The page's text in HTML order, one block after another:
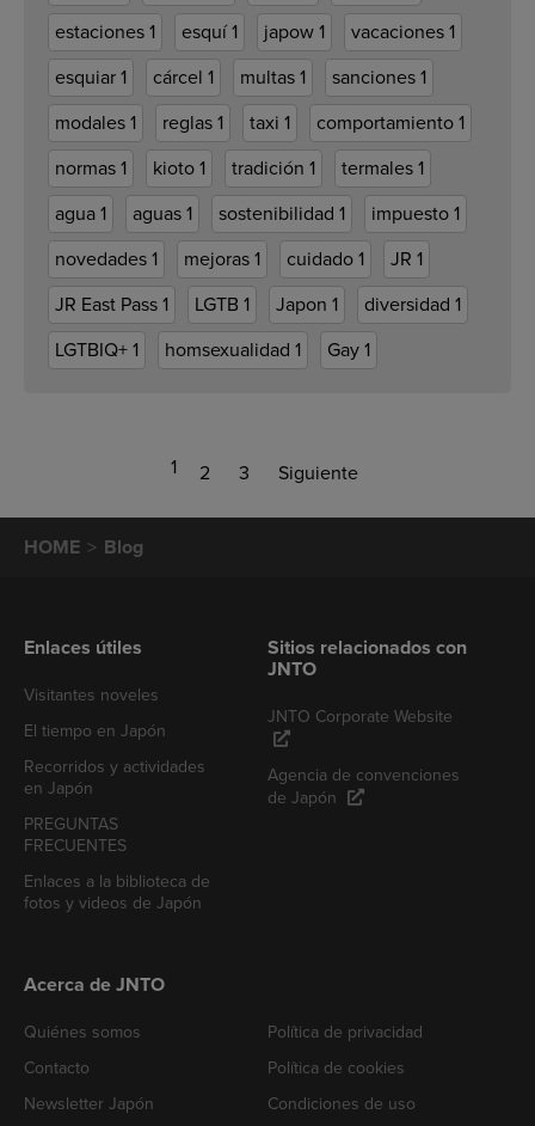
estaciones 1 esquí1 japow 1 vacaciones 1
esquiar 1 cárcel 1 multas 1 sanciones 1
modales 1 reglas 1 taxi 1 comportamiento 1
normas 1 kioto 1 tradición 1 termales 1
agua 1 aguas 1 sostenibilidad 1 impuesto 1
novedades 1 mejoras 1 cuidado 1 JR 1
JR East Pass 1 LGTB 1 Japon 1 diversidad 1
LGTBIQ+ 1 homsexualidad 1 Gay 1
1 2 3 Siguiente
HOME Blog
Enlaces útiles
Visitantes noveles
El tiempo en Japón
Recorridos y actividades
en Japón
PREGUNTAS
FRECUENTES
Enlaces a la biblioteca de
fotos y videos de Japón
Sitios relacionados con
JNTO
JNTO Corporate Website
Agencia de convenciones
de Japón
Acerca de JNTO
Quiénes somos
Contacto
Newsletter Japón
Política de privacidad
Política de cookies
Condiciones de uso